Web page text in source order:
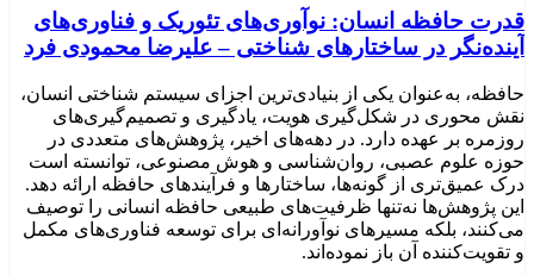
قدرت حافظه انسان: نوآوری‌های تئوریک و فناوری‌های
آینده‌نگر در ساختارهای شناختی – علیرضا محمودی فرد
حافظه، به‌عنوان یکی از بنیادی‌ترین اجزای سیستم شناختی انسان،
نقش محوری در شکل‌گیری هویت، یادگیری و تصمیم‌گیری‌های
روزمره بر عهده دارد. در دهه‌های اخیر، پژوهش‌های متعددی در
حوزه علوم عصبی، روان‌شناسی و هوش مصنوعی، توانسته‌ است
درک عمیق‌تری از گونه‌ها، ساختارها و فرآیندهای حافظه ارائه دهد.
این پژوهش‌ها نه‌تنها ظرفیت‌های طبیعی حافظه انسانی را توصیف
می‌کنند، بلکه مسیرهای نوآورانه‌ای برای توسعه فناوری‌های مکمل
و تقویت‌کننده آن باز نموده‌اند.